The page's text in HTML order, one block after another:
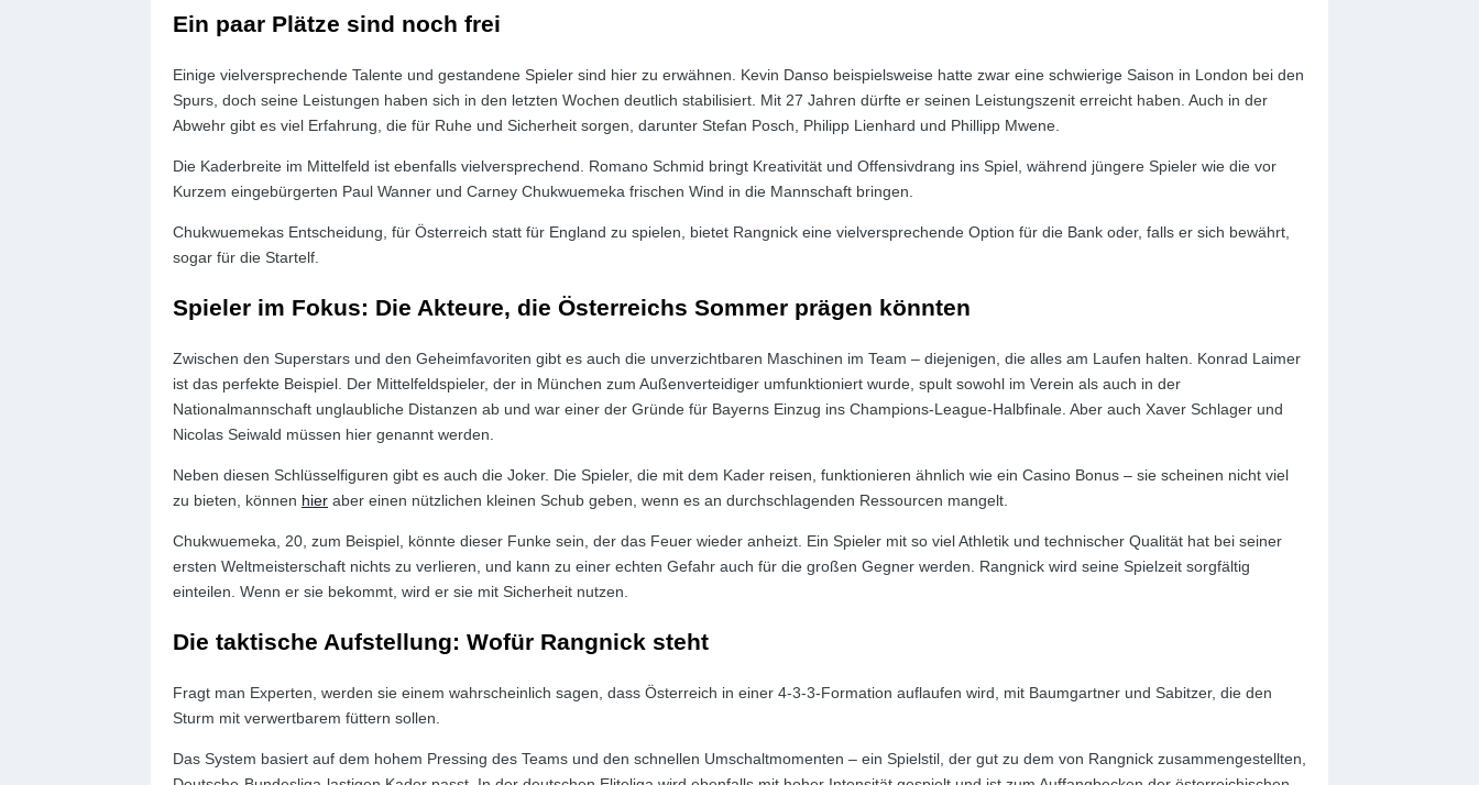
Ein paar Plätze sind noch frei
Einige vielversprechende Talente und gestandene Spieler sind hier zu erwähnen. Kevin Danso beispielsweise hatte zwar eine schwierige Saison in London bei den
Spurs, doch seine Leistungen haben sich in den letzten Wochen deutlich stabilisiert. Mit 27 Jahren dürfte er seinen Leistungszenit erreicht haben. Auch in der
Abwehr gibt es viel Erfahrung, die für Ruhe und Sicherheit sorgen, darunter Stefan Posch, Philipp Lienhard und Phillipp Mwene.
Die Kaderbreite im Mittelfeld ist ebenfalls vielversprechend. Romano Schmid bringt Kreativität und Offensivdrang ins Spiel, während jüngere Spieler wie die vor
Kurzem eingebürgerten Paul Wanner und Carney Chukwuemeka frischen Wind in die Mannschaft bringen.
Chukwuemekas Entscheidung, für Österreich statt für England zu spielen, bietet Rangnick eine vielversprechende Option für die Bank oder, falls er sich bewährt,
sogar für die Startelf.
Spieler im Fokus: Die Akteure, die Österreichs Sommer prägen könnten
Zwischen den Superstars und den Geheimfavoriten gibt es auch die unverzichtbaren Maschinen im Team – diejenigen, die alles am Laufen halten. Konrad Laimer
ist das perfekte Beispiel. Der Mittelfeldspieler, der in München zum Außenverteidiger umfunktioniert wurde, spult sowohl im Verein als auch in der
Nationalmannschaft unglaubliche Distanzen ab und war einer der Gründe für Bayerns Einzug ins Champions-League-Halbfinale. Aber auch Xaver Schlager und
Nicolas Seiwald müssen hier genannt werden.
Neben diesen Schlüsselfiguren gibt es auch die Joker. Die Spieler, die mit dem Kader reisen, funktionieren ähnlich wie ein Casino Bonus – sie scheinen nicht viel
zu bieten, können hier aber einen nützlichen kleinen Schub geben, wenn es an durchschlagenden Ressourcen mangelt.
Chukwuemeka, 20, zum Beispiel, könnte dieser Funke sein, der das Feuer wieder anheizt. Ein Spieler mit so viel Athletik und technischer Qualität hat bei seiner
ersten Weltmeisterschaft nichts zu verlieren, und kann zu einer echten Gefahr auch für die großen Gegner werden. Rangnick wird seine Spielzeit sorgfältig
einteilen. Wenn er sie bekommt, wird er sie mit Sicherheit nutzen.
Die taktische Aufstellung: Wofür Rangnick steht
Fragt man Experten, werden sie einem wahrscheinlich sagen, dass Österreich in einer 4-3-3-Formation auflaufen wird, mit Baumgartner und Sabitzer, die den
Sturm mit verwertbarem füttern sollen.
Das System basiert auf dem hohem Pressing des Teams und den schnellen Umschaltmomenten – ein Spielstil, der gut zu dem von Rangnick zusammengestellten,